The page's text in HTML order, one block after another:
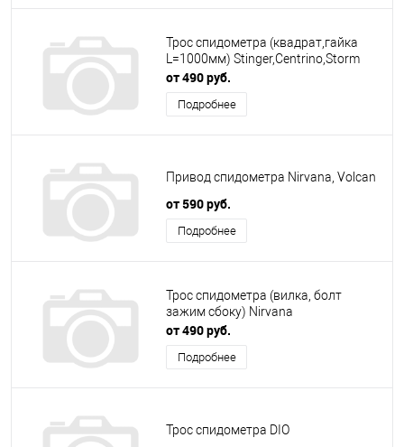
Трос спидометра (квадрат,гайка
L=1000мм) Stinger,Centrino,Storm
от 490 руб.
Подробнее
Привод спидометра Nirvana, Volcan
от 590 руб.
Подробнее
Трос спидометра (вилка, болт
зажим сбоку) Nirvana
от 490 руб.
Подробнее
Трос спидометра DIO